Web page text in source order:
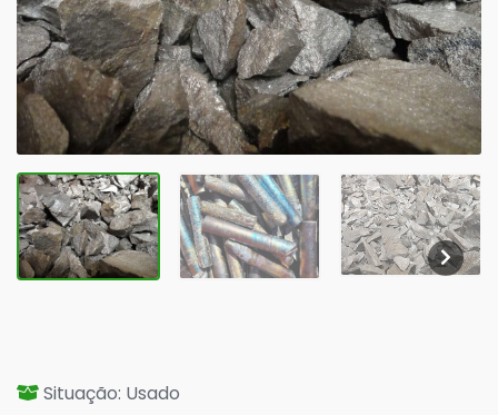
Situação: Usado